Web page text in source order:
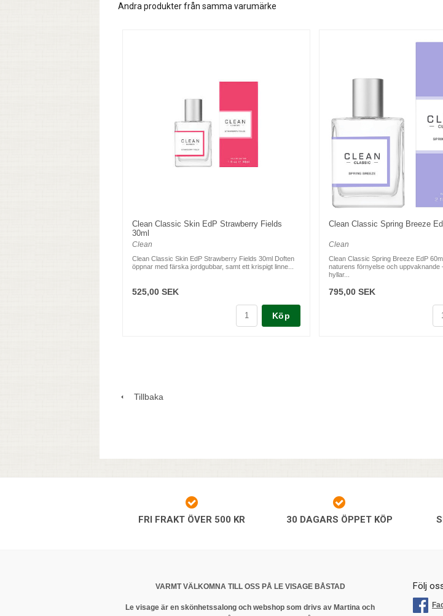
Andra produkter från samma varumärke
Clean Classic Skin EdP Strawberry Fields
30ml
Clean
Clean Classic Skin EdP Strawberry Fields 30ml Doften
öppnar med färska jordgubbar, samt ett krispigt linne...
525,00 SEK
Köp
Clean Classic Spring Breeze
Clean
Clean Classic Spring Breeze EdP
naturens förnyelse och uppvaknande
hyllar...
795,00 SEK
Tillbaka
FRI FRAKT ÖVER 500 KR 30 DAGARS ÖPPET KÖP
VARMT VÄLKOMNA TILL OSS PÅ LE VISAGE BÅSTAD
Le visage är en skönhetssalong och webshop som drivs av Martina och
Följ